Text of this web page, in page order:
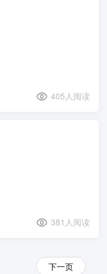
405人阅读
381人阅读
下一页